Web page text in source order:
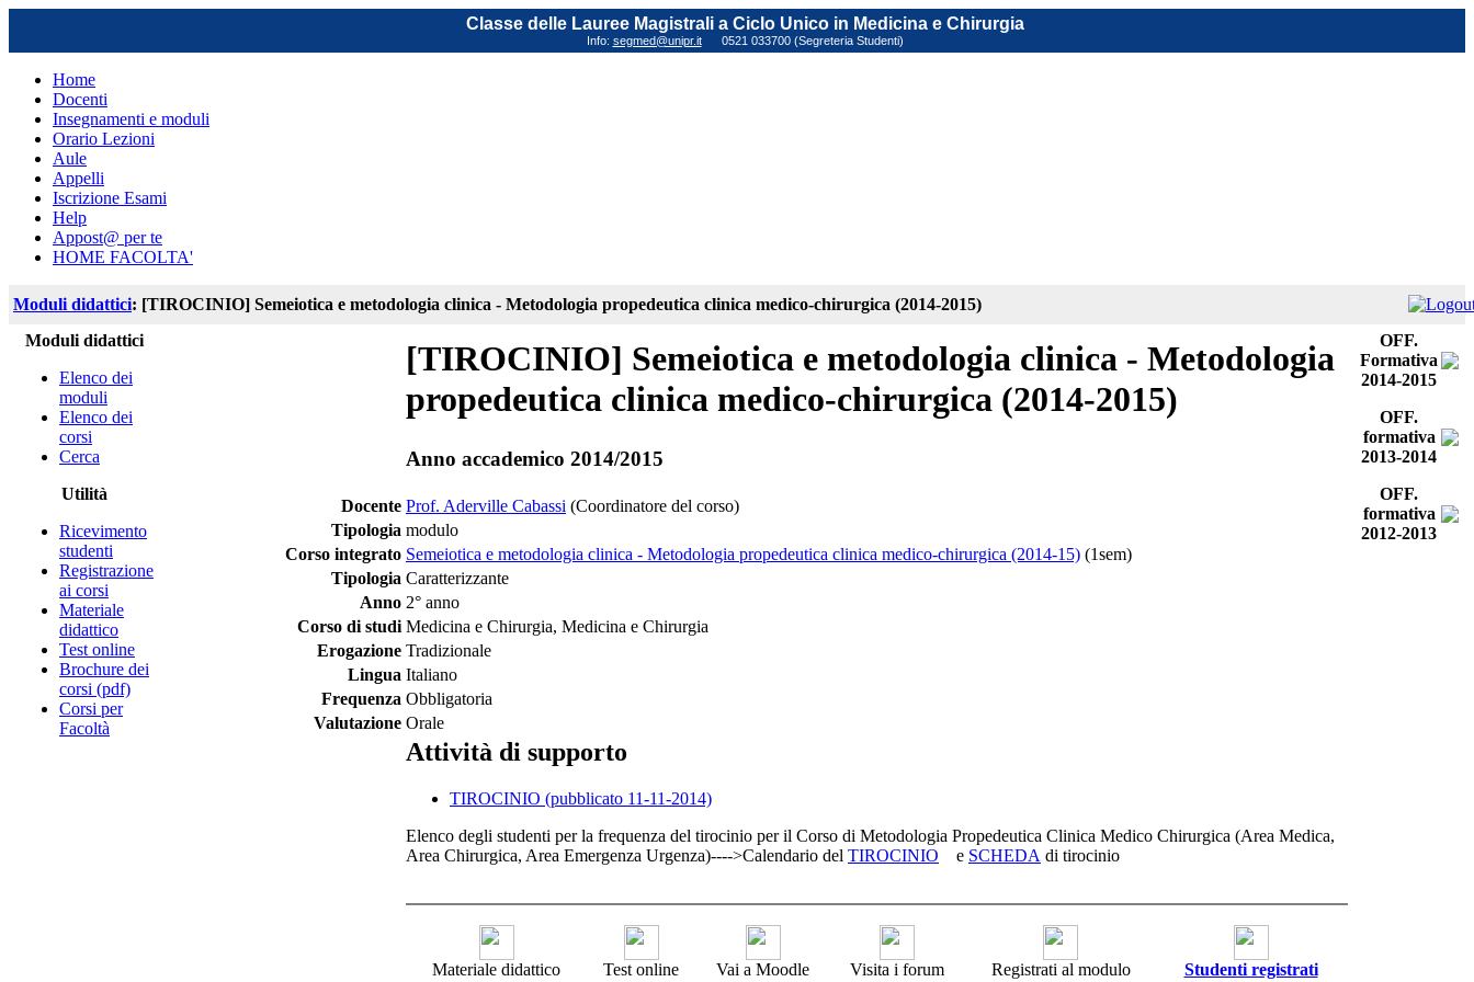
Classe delle Lauree Magistrali a Ciclo Unico in Medicina e Chirurgia
Info: segmed@unipr.it 0521 033700 (Segreteria Studenti)
Home
Docenti
Insegnamenti e moduli
Orario Lezioni
Aule
Appelli
Iscrizione Esami
Help
Appost@ per te
HOME FACOLTA'
Moduli didattici: [TIROCINIO] Semeiotica e metodologia clinica - Metodologia propedeutica clinica medico-chirurgica (2014-2015)
Moduli didattici
Elenco dei
moduli
Elenco dei
corsi
Cerca
Utilità
Ricevimento
studenti
Registrazione
ai corsi
Materiale
didattico
Test online
Brochure dei
corsi (pdf)
Corsi per
Facoltà
[TIROCINIO] Semeiotica e metodologia clinica - Metodologia
propedeutica clinica medico-chirurgica (2014-2015)
Anno accademico 2014/2015
Docente Prof. Aderville Cabassi (Coordinatore del corso)
Tipologia modulo
Corso integrato Semeiotica e metodologia clinica - Metodologia propedeutica clinica medico-chirurgica (2014-15) (1sem)
Tipologia Caratterizzante
Anno 2° anno
Corso di studi Medicina e Chirurgia, Medicina e Chirurgia
Erogazione Tradizionale
Lingua Italiano
Frequenza Obbligatoria
Valutazione Orale
Attività di supporto
TIROCINIO (pubblicato 11-11-2014)
Elenco degli studenti per la frequenza del tirocinio per il Corso di Metodologia Propedeutica Clinica Medico Chirurgica (Area Medica,
Area Chirurgica, Area Emergenza Urgenza)---->Calendario del TIROCINIO e SCHEDA di tirocinio
Materiale didattico Test online Vai a Moodle Visita i forum Registrati al modulo Studenti registrati
OFF.
Formativa
2014-2015
OFF.
formativa
2013-2014
OFF.
formativa
2012-2013